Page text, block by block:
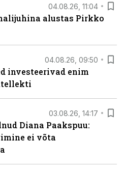
04.08.26, 11:04
alustas Pirkko
04.08.26, 09:50
investeerivad enim
03.08.26, 14:17
Diana Paakspuu:
ei võta